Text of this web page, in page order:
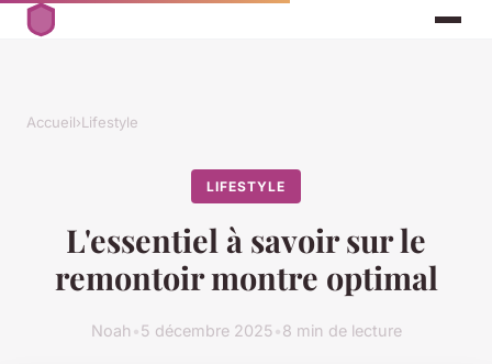
Accueil›Lifestyle
LIFESTYLE
L'essentiel à savoir sur le
remontoir montre optimal
Noah •5 décembre 2025•8 min de lecture